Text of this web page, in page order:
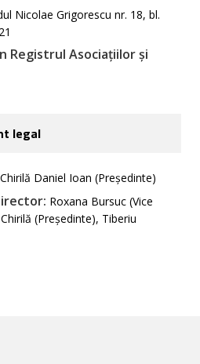
Nicolae Grigorescu nr. 18, bl.
Registrul Asociațiilor și
legal
Chirilă Daniel Ioan (Președinte)
Roxana Bursuc (Vice
(Președinte), Tiberiu